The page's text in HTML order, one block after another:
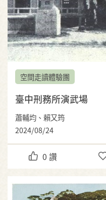
空間走讀體驗團
臺中刑務所演武場
蕭輔均、賴又筠
2024/08/24
0 讚